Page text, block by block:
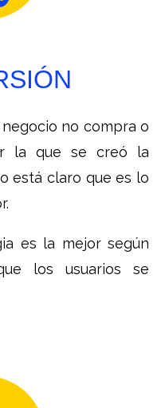
no compra o
la que se creó la
está claro que es lo
es la mejor según
los usuarios se